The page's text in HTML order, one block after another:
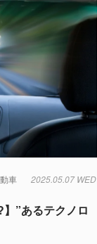
車 2025.05.07 WED
】”あるテクノロ